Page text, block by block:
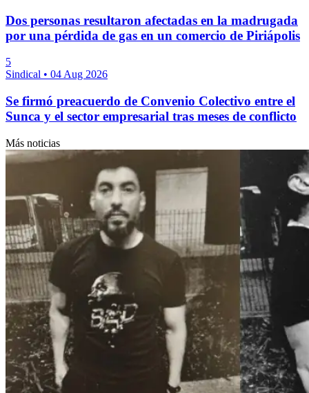
Dos personas resultaron afectadas en la madrugada
por una pérdida de gas en un comercio de Piriápolis
5
Sindical • 04 Aug 2026
Se firmó preacuerdo de Convenio Colectivo entre el
Sunca y el sector empresarial tras meses de conflicto
Más noticias